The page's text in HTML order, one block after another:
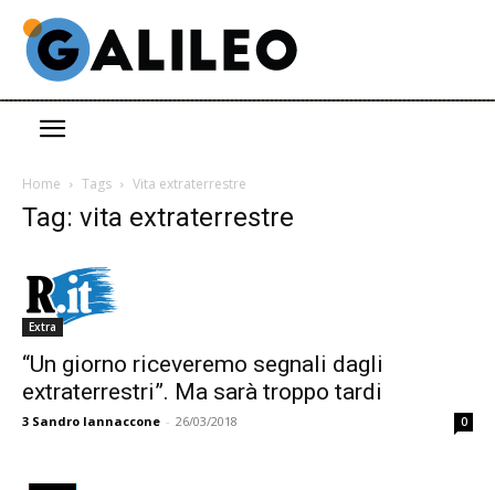
Home Tags Vita extraterrestre
Tag: vita extraterrestre
Extra
“Un giorno riceveremo segnali dagli
extraterrestri”. Ma sarà troppo tardi
3 Sandro Iannaccone - 26/03/2018 0